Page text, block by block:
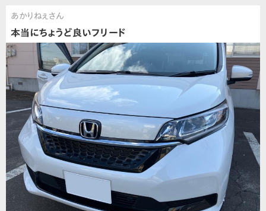
あかりねぇさん
本当にちょうど良いフリード